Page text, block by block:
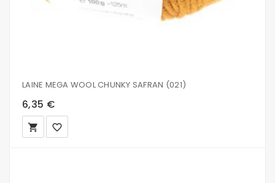
LAINE MEGA WOOL CHUNKY SAFRAN (021)
6,35 €
local_grocery_store favorite_border